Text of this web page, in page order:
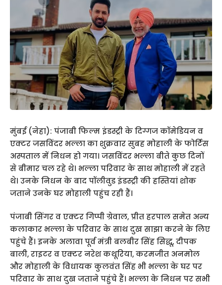
मुंबई (नेहा): पंजाबी फिल्म इंडस्ट्री के दिग्गज कॉमेडियन व
एक्टर जसविंदर भल्ला का शुक्रवार सुबह मोहाली के फोर्टिस
अस्पताल में निधन हो गया। जसविंदर भल्ला बीते कुछ दिनों
से बीमार चल रहे थे। भल्ला परिवार के साथ मोहाली में रहते
थे। उनके निधन के बाद पॉलीवुड इंडस्ट्री की हस्तियां शोक
जताने उनके घर मोहाली पहुंच रही हैं।
पंजाबी सिंगर व एक्टर गिप्पी ग्रेवाल, प्रीत हरपाल समेत अन्य
कलाकार भल्ला के परिवार के साथ दुख साझा करने के लिए
पहुंचे हैं। इनके अलावा पूर्व मंत्री बलबीर सिंह सिद्धू, दीपक
बाली, राइटर व एक्टर नरेश कथूरिया, करमजीत अनमोल
और मोहाली के विधायक कुलवंत सिंह भी भल्ला के घर पर
परिवार के साथ दुख जताने पहुंचे हैं। भल्ला के निधन पर सभी